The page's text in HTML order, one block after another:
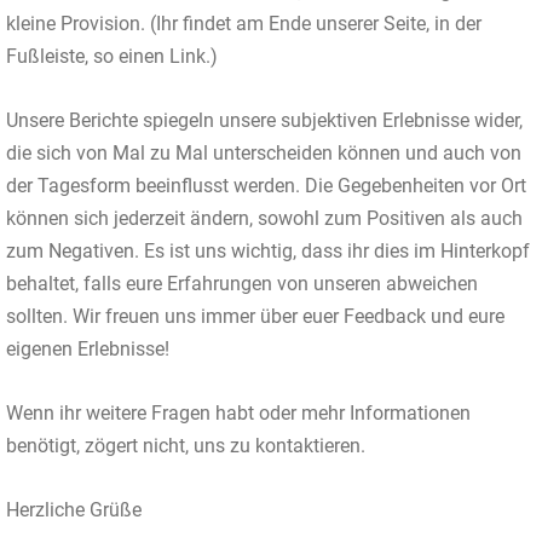
kleine Provision. (Ihr findet am Ende unserer Seite, in der
Fußleiste, so einen Link.)
Unsere Berichte spiegeln unsere subjektiven Erlebnisse wider,
die sich von Mal zu Mal unterscheiden können und auch von
der Tagesform beeinflusst werden. Die Gegebenheiten vor Ort
können sich jederzeit ändern, sowohl zum Positiven als auch
zum Negativen. Es ist uns wichtig, dass ihr dies im Hinterkopf
behaltet, falls eure Erfahrungen von unseren abweichen
sollten. Wir freuen uns immer über euer Feedback und eure
eigenen Erlebnisse!
Wenn ihr weitere Fragen habt oder mehr Informationen
benötigt, zögert nicht, uns zu kontaktieren.
Herzliche Grüße